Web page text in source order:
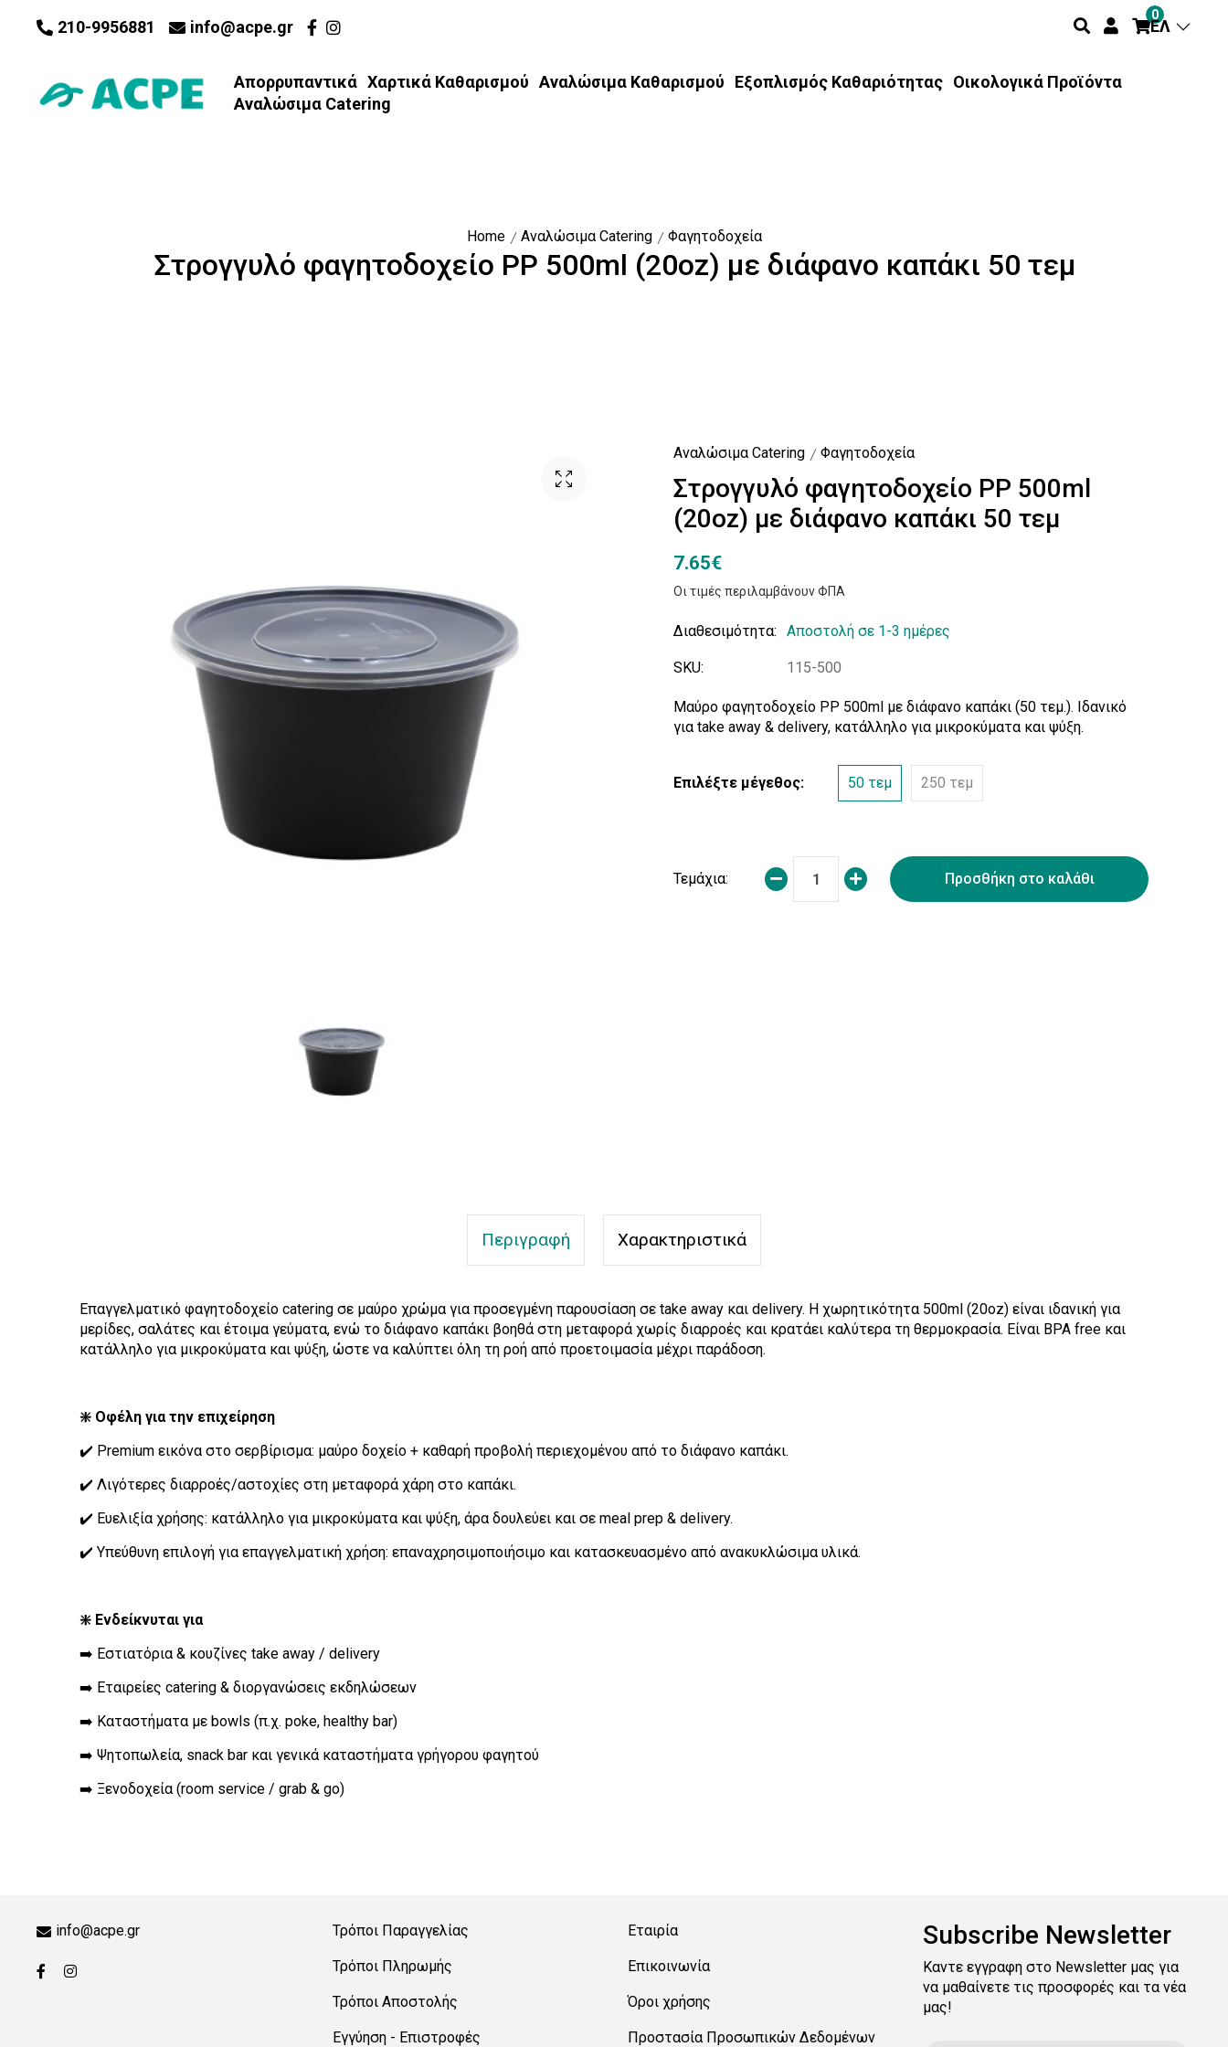
210-9956881 info@acpe.gr
0
ΕΛ
Απορρυπαντικά Χαρτικά Καθαρισμού Αναλώσιμα Καθαρισμού Εξοπλισμός Καθαριότητας Οικολογικά Προϊόντα
Αναλώσιμα Catering
Home Αναλώσιμα Catering Φαγητοδοχεία
Στρογγυλό φαγητοδοχείο PP 500ml (20oz) με διάφανο καπάκι 50 τεμ
Αναλώσιμα Catering Φαγητοδοχεία
Στρογγυλό φαγητοδοχείο PP 500ml
(20oz) με διάφανο καπάκι 50 τεμ
7.65€
Οι τιμές περιλαμβάνουν ΦΠΑ
Διαθεσιμότητα: Αποστολή σε 1-3 ημέρες
SKU: 115-500
Μαύρο φαγητοδοχείο PP 500ml με διάφανο καπάκι (50 τεμ.). Ιδανικό
για take away & delivery, κατάλληλο για μικροκύματα και ψύξη.
Επιλέξτε μέγεθος: 50 τεμ 250 τεμ
Τεμάχια: Προσθήκη στο καλάθι
Περιγραφή Χαρακτηριστικά
Επαγγελματικό φαγητοδοχείο catering σε μαύρο χρώμα για προσεγμένη παρουσίαση σε take away και delivery. Η χωρητικότητα 500ml (20oz) είναι ιδανική για
μερίδες, σαλάτες και έτοιμα γεύματα, ενώ το διάφανο καπάκι βοηθά στη μεταφορά χωρίς διαρροές και κρατάει καλύτερα τη θερμοκρασία. Είναι BPA free και
κατάλληλο για μικροκύματα και ψύξη, ώστε να καλύπτει όλη τη ροή από προετοιμασία μέχρι παράδοση.
❇️ Οφέλη για την επιχείρηση
✔️ Premium εικόνα στο σερβίρισμα: μαύρο δοχείο + καθαρή προβολή περιεχομένου από το διάφανο καπάκι.
✔️ Λιγότερες διαρροές/αστοχίες στη μεταφορά χάρη στο καπάκι.
✔️ Ευελιξία χρήσης: κατάλληλο για μικροκύματα και ψύξη, άρα δουλεύει και σε meal prep & delivery.
✔️ Υπεύθυνη επιλογή για επαγγελματική χρήση: επαναχρησιμοποιήσιμο και κατασκευασμένο από ανακυκλώσιμα υλικά.
❇️ Ενδείκνυται για
➡️ Εστιατόρια & κουζίνες take away / delivery
➡️ Εταιρείες catering & διοργανώσεις εκδηλώσεων
➡️ Καταστήματα με bowls (π.χ. poke, healthy bar)
➡️ Ψητοπωλεία, snack bar και γενικά καταστήματα γρήγορου φαγητού
➡️ Ξενοδοχεία (room service / grab & go)
info@acpe.gr Τρόποι Παραγγελίας
Τρόποι Πληρωμής
Τρόποι Αποστολής
Εγγύηση - Επιστροφές
Εταιρία
Επικοινωνία
Όροι χρήσης
Προστασία Προσωπικών Δεδομένων
Subscribe Newsletter
Καντε εγγραφη στο Newsletter μας για
να μαθαίνετε τις προσφορές και τα νέα
μας!